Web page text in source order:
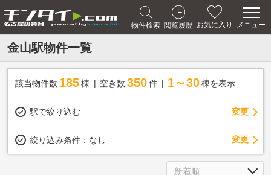
物件検索 閲覧履歴 お気に入り メニュー
金山駅物件一覧
該当物件数 185棟 空き数 350 件 1～30 棟を表示
駅で絞り込む 変更
絞り込み条件： なし 変更